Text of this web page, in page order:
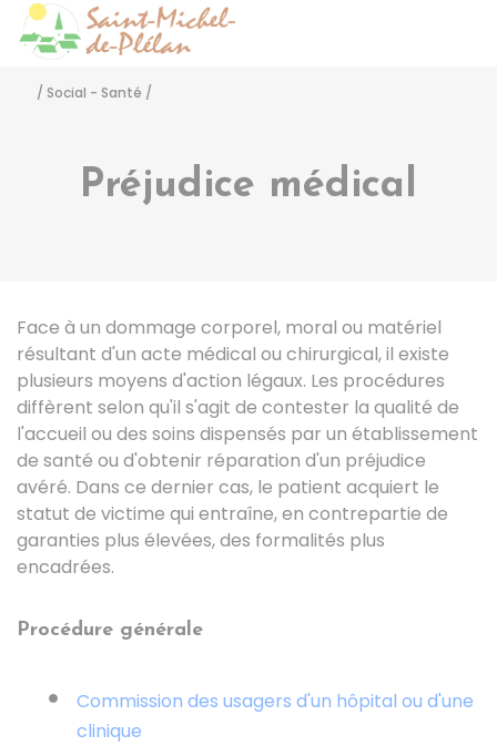
/ Social - Santé /
Préjudice médical
Face à un dommage corporel, moral ou matériel
résultant d'un acte médical ou chirurgical, il existe
plusieurs moyens d'action légaux. Les procédures
diffèrent selon qu'il s'agit de contester la qualité de
l'accueil ou des soins dispensés par un établissement
de santé ou d'obtenir réparation d'un préjudice
avéré. Dans ce dernier cas, le patient acquiert le
statut de victime qui entraîne, en contrepartie de
garanties plus élevées, des formalités plus
encadrées.
Procédure générale
Commission des usagers d'un hôpital ou d'une
clinique